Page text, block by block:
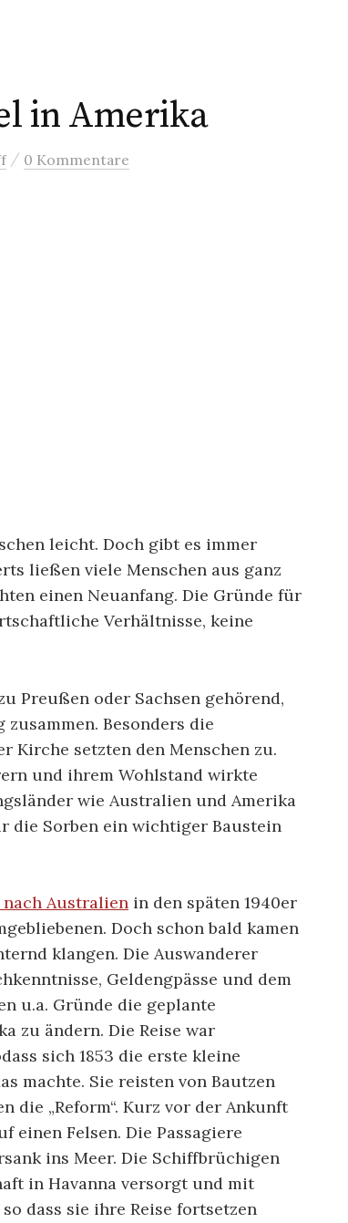
in Amerika
/ 0 Kommentare
leicht. Doch gibt es immer
ließen viele Menschen aus ganz
einen Neuanfang. Die Gründe für
Verhältnisse, keine
Preußen oder Sachsen gehörend,
Besonders die
setzten den Menschen zu.
und ihrem Wohlstand wirkte
wie Australien und Amerika
die Sorben ein wichtiger Baustein
Australien in den späten 1940er
Doch schon bald kamen
klangen. Die Auswanderer
Geldengpässe und dem
u.a. Gründe die geplante
zu ändern. Die Reise war
sich 1853 die erste kleine
machte. Sie reisten von Bautzen
die „Reform“. Kurz vor der Ankunft
einen Felsen. Die Passagiere
ins Meer. Die Schiffbrüchigen
in Havanna versorgt und mit
dass sie ihre Reise fortsetzen